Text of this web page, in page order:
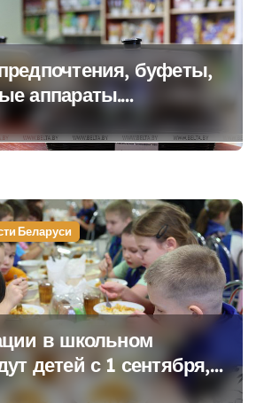
буфеты,
аппараты.
об изменениях в
Беларуси
в школьном
детей с 1 сентября,
в правительстве